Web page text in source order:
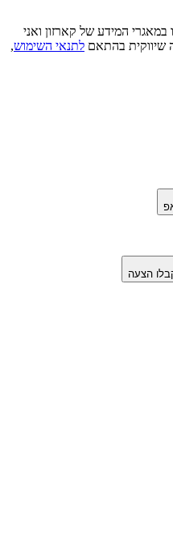
המידע של קארזון ואני
שיווקית בהתאם לתנאי השימוש,
הצעה